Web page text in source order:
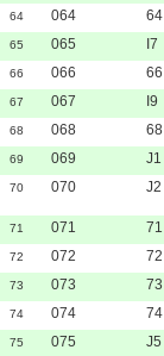
64 064 64
65 065 I7
66 066 66
67 067 I9
68 068 68
69 069 J1
70 070 J2
71 071 71
72 072 72
73 073 73
74 074 74
75 075 J5